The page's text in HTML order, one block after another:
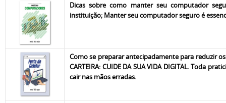
Dicas sobre como manter seu computador
instituição; Manter seu computador seguro é
Como se preparar antecipadamente para reduzir
CARTEIRA: CUIDE DA SUA VIDA DIGITAL. Toda
cair nas mãos erradas.